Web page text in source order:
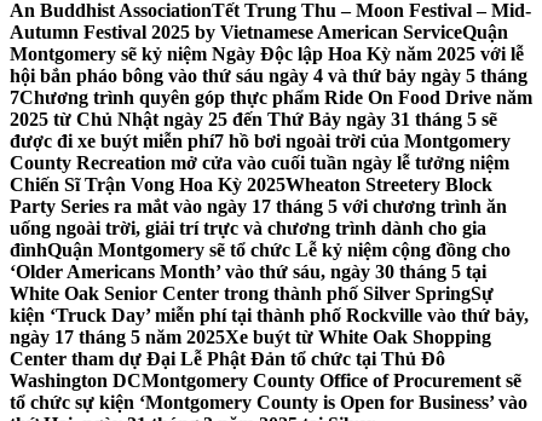
An Buddhist AssociationTết Trung Thu – Moon Festival – Mid-
Autumn Festival 2025 by Vietnamese American ServiceQuận
Montgomery sẽ kỷ niệm Ngày Độc lập Hoa Kỳ năm 2025 với lễ
hội bắn pháo bông vào thứ sáu ngày 4 và thứ bảy ngày 5 tháng
7Chương trình quyên góp thực phẩm Ride On Food Drive năm
2025 từ Chủ Nhật ngày 25 đến Thứ Bảy ngày 31 tháng 5 sẽ
được đi xe buýt miễn phí7 hồ bơi ngoài trời của Montgomery
County Recreation mở cửa vào cuối tuần ngày lễ tưởng niệm
Chiến Sĩ Trận Vong Hoa Kỳ 2025Wheaton Streetery Block
Party Series ra mắt vào ngày 17 tháng 5 với chương trình ăn
uống ngoài trời, giải trí trực và chương trình dành cho gia
đìnhQuận Montgomery sẽ tổ chức Lễ kỷ niệm cộng đồng cho
‘Older Americans Month’ vào thứ sáu, ngày 30 tháng 5 tại
White Oak Senior Center trong thành phố Silver SpringSự
kiện ‘Truck Day’ miễn phí tại thành phố Rockville vào thứ bảy,
ngày 17 tháng 5 năm 2025Xe buýt từ White Oak Shopping
Center tham dự Đại Lễ Phật Đản tổ chức tại Thủ Đô
Washington DCMontgomery County Office of Procurement sẽ
tổ chức sự kiện ‘Montgomery County is Open for Business’ vào